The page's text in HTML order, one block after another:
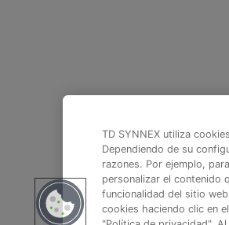
TD SYNNEX utiliza
Dependiendo de su
razones. Por ejemplo,
personalizar el contenido
funcionalidad del sitio
cookies haciendo clic en